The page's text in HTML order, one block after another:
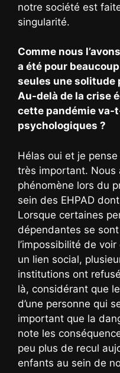
notre société est
singularité.
Comme nous
a été pour
seules une solitude
Au-delà de la crise
cette pandémie va-
psychologiques ?
Hélas oui et je
très important. Nous
phénomène lors du
sein des EHPAD
Lorsque certaines
dépendantes se
l’impossibilité de
un lien social,
institutions ont
là, considérant que
d’une personne qui
important que la
note les
peu plus de recul
enfants au sein de